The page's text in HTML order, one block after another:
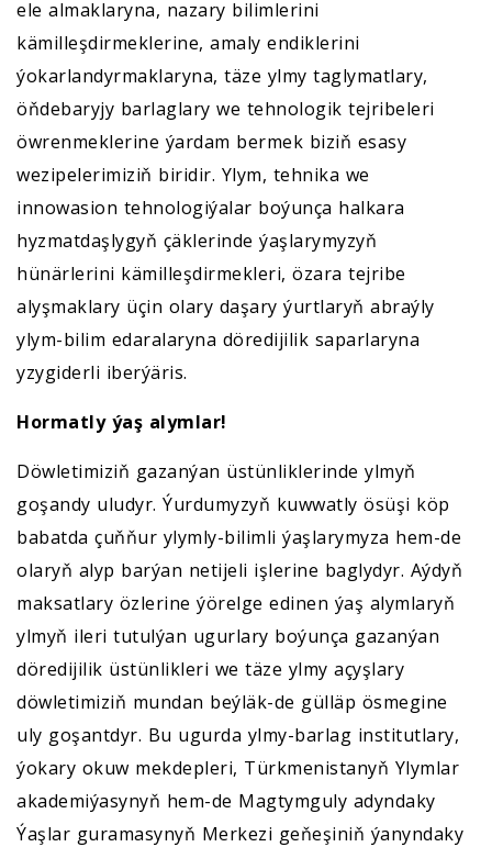
ele almaklaryna, nazary bilimlerini
kämilleşdirmeklerine, amaly endiklerini
ýokarlandyrmaklaryna, täze ylmy taglymatlary,
öňdebaryjy barlaglary we tehnologik tejribeleri
öwrenmeklerine ýardam bermek biziň esasy
wezipelerimiziň biridir. Ylym, tehnika we
innowasion tehnologiýalar boýunça halkara
hyzmatdaşlygyň çäklerinde ýaşlarymyzyň
hünärlerini kämilleşdirmekleri, özara tejribe
alyşmaklary üçin olary daşary ýurtlaryň abraýly
ylym-bilim edaralaryna döredijilik saparlaryna
yzygiderli iberýäris.
Hormatly ýaş alymlar!
Döwletimiziň gazanýan üstünliklerinde ylmyň
goşandy uludyr. Ýurdumyzyň kuwwatly ösüşi köp
babatda çuňňur ylymly-bilimli ýaşlarymyza hem-de
olaryň alyp barýan netijeli işlerine baglydyr. Aýdyň
maksatlary özlerine ýörelge edinen ýaş alymlaryň
ylmyň ileri tutulýan ugurlary boýunça gazanýan
döredijilik üstünlikleri we täze ylmy açyşlary
döwletimiziň mundan beýläk-de gülläp ösmegine
uly goşantdyr. Bu ugurda ylmy-barlag institutlary,
ýokary okuw mekdepleri, Türkmenistanyň Ylymlar
akademiýasynyň hem-de Magtymguly adyndaky
Ýaşlar guramasynyň Merkezi geňeşiniň ýanyndaky